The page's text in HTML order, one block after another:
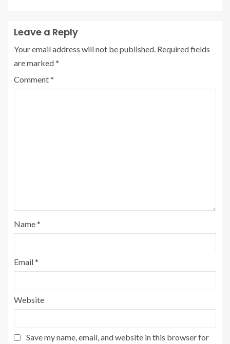
Leave a Reply
Your email address will not be published. Required fields
are marked*
Comment*
Name*
Email*
Website
Save my name, email, and website in this browser for